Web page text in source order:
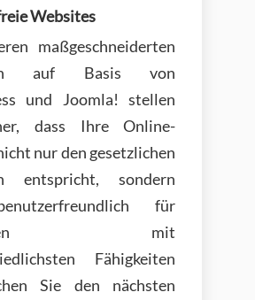
Websites
maßgeschneiderten
auf Basis von
und Joomla! stellen
dass Ihre Online-
nur den gesetzlichen
entspricht, sondern
für
mit
Fähigkeiten
Sie den nächsten